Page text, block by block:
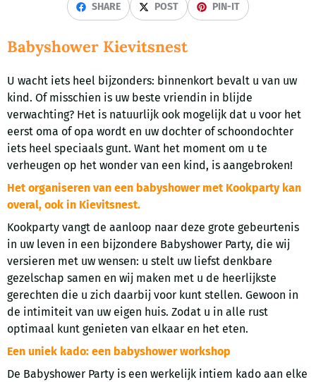
SHARE POST PIN-IT
Babyshower Kievitsnest
U wacht iets heel bijzonders: binnenkort bevalt u van uw
kind. Of misschien is uw beste vriendin in blijde
verwachting? Het is natuurlijk ook mogelijk dat u voor het
eerst oma of opa wordt en uw dochter of schoondochter
iets heel speciaals gunt. Want het moment om u te
verheugen op het wonder van een kind, is aangebroken!
Het organiseren van een babyshower met Kookparty kan
overal, ook in Kievitsnest.
Kookparty vangt de aanloop naar deze grote gebeurtenis
in uw leven in een bijzondere Babyshower Party, die wij
versieren met uw wensen: u stelt uw liefst denkbare
gezelschap samen en wij maken met u de heerlijkste
gerechten die u zich daarbij voor kunt stellen. Gewoon in
de intimiteit van uw eigen huis. Zodat u in alle rust
optimaal kunt genieten van elkaar en het eten.
Een uniek kado: een babyshower workshop
De Babyshower Party is een werkelijk intiem kado aan elke